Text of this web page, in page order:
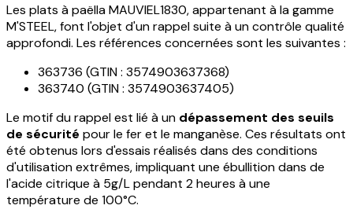
Les plats à paëlla MAUVIEL1830, appartenant à la gamme
M'STEEL, font l'objet d'un rappel suite à un contrôle qualité
approfondi. Les références concernées sont les suivantes :
363736 (GTIN : 3574903637368)
363740 (GTIN : 3574903637405)
Le motif du rappel est lié à un dépassement des seuils
de sécurité pour le fer et le manganèse. Ces résultats ont
été obtenus lors d'essais réalisés dans des conditions
d'utilisation extrêmes, impliquant une ébullition dans de
l'acide citrique à 5g/L pendant 2 heures à une
température de 100°C.